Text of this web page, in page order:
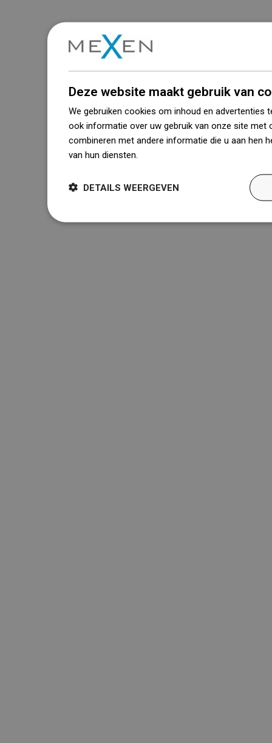
Deze website maakt gebruik van
We gebruiken cookies om inhoud en advertenties
ook informatie over uw gebruik van onze site met
combineren met andere informatie die u aan hen
van hun diensten.
DETAILS WEERGEVEN